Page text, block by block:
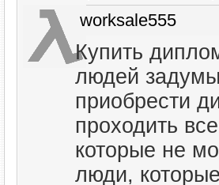
worksale555
Купить
людей
приобрести
проходить
которые не
люди,